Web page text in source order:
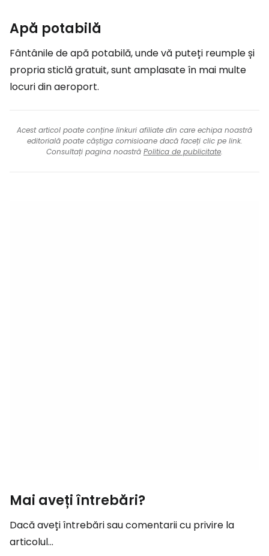
Apă potabilă
Fântânile de apă potabilă, unde vă puteți reumple și
propria sticlă gratuit, sunt amplasate în mai multe
locuri din aeroport.
Acest articol poate conține linkuri afiliate din care echipa noastră
editorială poate câștiga comisioane dacă faceți clic pe link.
Consultați pagina noastră Politica de publicitate.
Mai aveți întrebări?
Dacă aveți întrebări sau comentarii cu privire la
articolul...